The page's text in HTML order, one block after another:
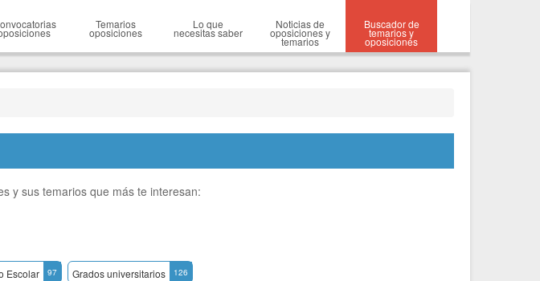
Temarios
oposiciones
Lo que
necesitas saber
Noticias de
oposiciones y
temarios
Buscador de
temarios y
oposiciones
y sus temarios que más te interesan:
Escolar 97 Grados universitarios 126